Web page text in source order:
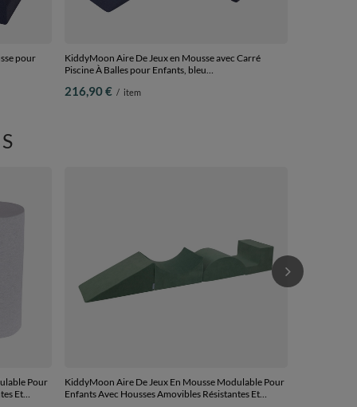
pour
KiddyMoon Aire De Jeux en Mousse avec Carré
Piscine À Balles pour Enfants, bleu
(200 Balles) + Version 3
216,90 € / item
Pour
Et
KiddyMoon Aire De Jeux En Mousse Modulable Pour
Enfants Avec Housses Amovibles Résistantes Et